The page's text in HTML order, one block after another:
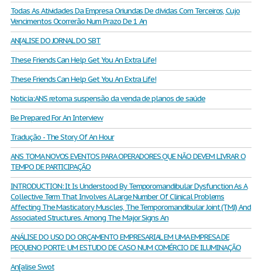
Todas As Atividades Da Empresa Oriundas De dívidas Com Terceiros, Cujo
Vencimentos Ocorrerão Num Prazo De 1 An
AN[ALISE DO JORNAL DO SBT
These Friends Can Help Get You An Extra Life!
These Friends Can Help Get You An Extra Life!
Noticía:ANS retoma suspensão da venda de planos de saúde
Be Prepared For An Interview
Tradução - The Story Of An Hour
ANS TOMA NOVOS EVENTOS PARA OPERADORES QUE NÃO DEVEM LIVRAR O
TEMPO DE PARTICIPAÇÃO
INTRODUCTION: It Is Understood By Temporomandibular Dysfunction As A
Collective Term That Involves A Large Number Of Clinical Problems
Affecting The Masticatory Muscles, The Temporomandibular Joint (TMJ) And
Associated Structures. Among The Major Signs An
ANÁLISE DO USO DO ORÇAMENTO EMPRESARIAL EM UMA EMPRESA DE
PEQUENO PORTE: UM ESTUDO DE CASO NUM COMÉRCIO DE ILUMINAÇÃO
An[alise Swot